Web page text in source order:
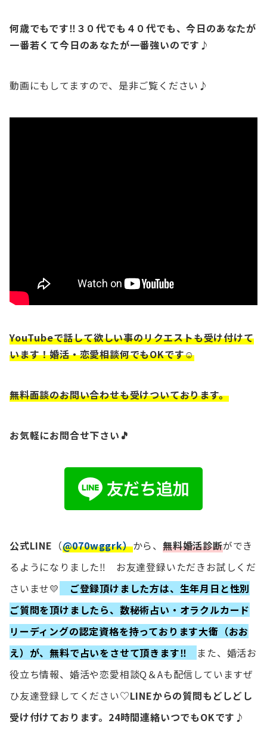
何歳でもです‼３０代でも４０代でも、今日のあなたが
一番若くて今日のあなたが一番強いのです♪
動画にもしてますので、是非ご覧ください♪
YouTubeで話して欲しい事のリクエストも受け付けて
います！婚活・恋愛相談何でもOKです☺
無料面談のお問い合わせも受けついております。
お気軽にお問合せ下さい🎵
公式LINE （@070wggrk）から、無料婚活診断ができ
るようになりました‼ お友達登録いただきお試しくだ
さいませ💛
ご登録頂けました方は、生年月日と性別
ご質問を頂けましたら、 数秘術占い・オラクルカード
リーディングの認定資格を持っております大衛（おお
え）が、無料で占いをさせて頂きます‼
また、婚活お
役立ち情報、婚活や恋愛相談Q＆Aも配信していますぜ
ひ友達登録してください♡LINEからの質問もどしどし
受け付けております。24時間連絡いつでもOKです♪